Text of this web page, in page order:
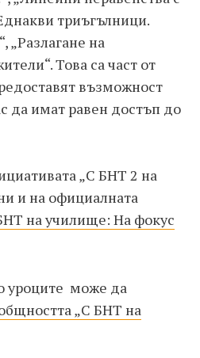
триъгълници.
„Разлагане на
Това са част от
възможност
да имат равен достъп до
„С БНТ 2 на
и на официалната
на училище: На фокус
уроците може да
„С БНТ на